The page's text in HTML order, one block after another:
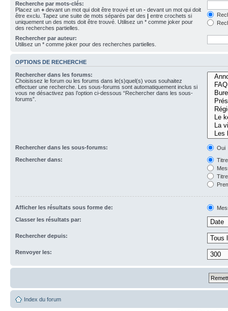
Recherche par mots-clés:
Placez un + devant un mot qui doit être trouvé et un - devant un mot qui doit
être exclu. Tapez une suite de mots séparés par des | entre crochets si
uniquement un des mots doit être trouvé. Utilisez un * comme joker pour
des recherches partielles.
Rechercher par auteur:
Utilisez un * comme joker pour des recherches partielles.
OPTIONS DE RECHERCHE
Rechercher dans les forums:
Choisissez le forum ou les forums dans le(s)quel(s) vous souhaitez
effectuer une recherche. Les sous-forums sont automatiquement inclus si
vous ne désactivez pas l’option ci-dessous “Rechercher dans les sous-
forums”.
Rechercher dans les sous-forums:
Oui
Rechercher dans:
Afficher les résultats sous forme de:
Classer les résultats par:
Rechercher depuis:
Renvoyer les:
Index du forum